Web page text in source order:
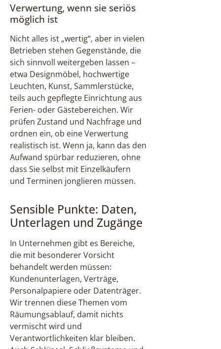
Verwertung, wenn sie seriös
möglich ist
Nicht alles ist „wertig“, aber in vielen
Betrieben stehen Gegenstände, die
sich sinnvoll weitergeben lassen –
etwa Designmöbel, hochwertige
Leuchten, Kunst, Sammlerstücke,
teils auch gepflegte Einrichtung aus
Ferien- oder Gästebereichen. Wir
prüfen Zustand und Nachfrage und
ordnen ein, ob eine Verwertung
realistisch ist. Wenn ja, kann das den
Aufwand spürbar reduzieren, ohne
dass Sie selbst mit Einzelkäufern
und Terminen jonglieren müssen.
Sensible Punkte: Daten,
Unterlagen und Zugänge
In Unternehmen gibt es Bereiche,
die mit besonderer Vorsicht
behandelt werden müssen:
Kundenunterlagen, Verträge,
Personalpapiere oder Datenträger.
Wir trennen diese Themen vom
Räumungsablauf, damit nichts
vermischt wird und
Verantwortlichkeiten klar bleiben.